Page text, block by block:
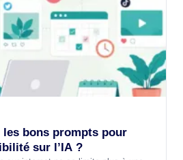
bons prompts pour
sur l’IA ?